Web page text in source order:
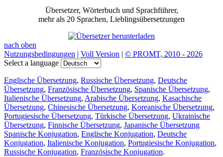
Übersetzer, Wörterbuch und Sprachführer,
mehr als 20 Sprachen, Lieblingsübersetzungen
nach oben
Nutzungsbedingungen | Voll Version | © PROMT, 2010 - 2026
Select a language
Englische Übersetzung, Russische Übersetzung, Deutsche
Übersetzung, Französische Übersetzung, Spanische Übersetzung,
Italienische Übersetzung, Arabische Übersetzung, Kasachische
Übersetzung, Chinesische Übersetzung, Koreanische Übersetzung,
Portugiesische Übersetzung, Türkische Übersetzung, Ukrainische
Übersetzung, Finnische Übersetzung, Japanische Übersetzung
Spanische Konjugation, Englische Konjugation, Deutsche
Konjugation, Italienische Konjugation, Portugiesische Konjugation,
Russische Konjugation, Französische Konjugation.